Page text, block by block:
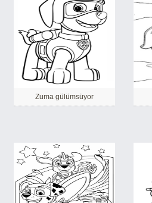
Zuma gülümsüyor